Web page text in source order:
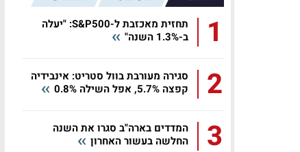
1
תחזית מאכזבת ל-S&P500: "יעלה
ב-1.3% השנה"
2
סגירה מעורבת בוול סטריט: אינבידיה
קפצה 5.7%, אפל השילה 0.8%
3
המדדים בארה"ב סגרו את השנה
החלשה בעשור האחרון